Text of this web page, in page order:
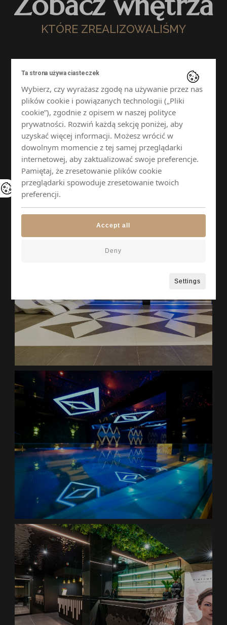
KTÓRE ZREALIZOWALIŚMY
Ta strona używa ciasteczek
Wybierz, czy wyrażasz zgodę na używanie przez nas
plików cookie i powiązanych technologii („Pliki
cookie”), zgodnie z opisem w naszej polityce
prywatności. Rozwiń każdą sekcję poniżej, aby
uzyskać więcej informacji. Możesz wrócić w
dowolnym momencie z tej samej przeglądarki
internetowej, aby zaktualizować swoje preferencje.
Pamiętaj, że zresetowanie plików cookie
przeglądarki spowoduje zresetowanie twoich
preferencji.
Settings
Deny
Accept all